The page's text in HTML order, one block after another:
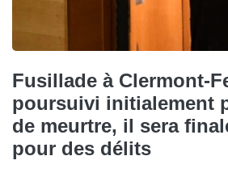
Fusillade à Clermont-
poursuivi initialement
de meurtre, il sera
pour des délits